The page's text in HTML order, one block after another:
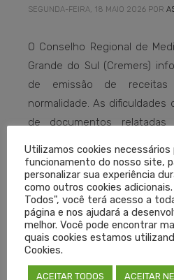
SEGUNDA-FEIRA, 18 MAIO 2026 POR
O Conselho Regional de
Grande do Sul (Cremers)
de emissão de
normalidade. As dificuldades
de documentos
sistemas externos ao
pontuais de conectividade.
Utilizamos cookies necessários
funcionamento do nosso site,
personalizar sua experiência
como outros cookies
Todos", você terá acesso a
página e nos ajudará a
melhor. Você pode encontrar
quais cookies estamos
Cookies.
ACEITAR TODOS ACEITAR